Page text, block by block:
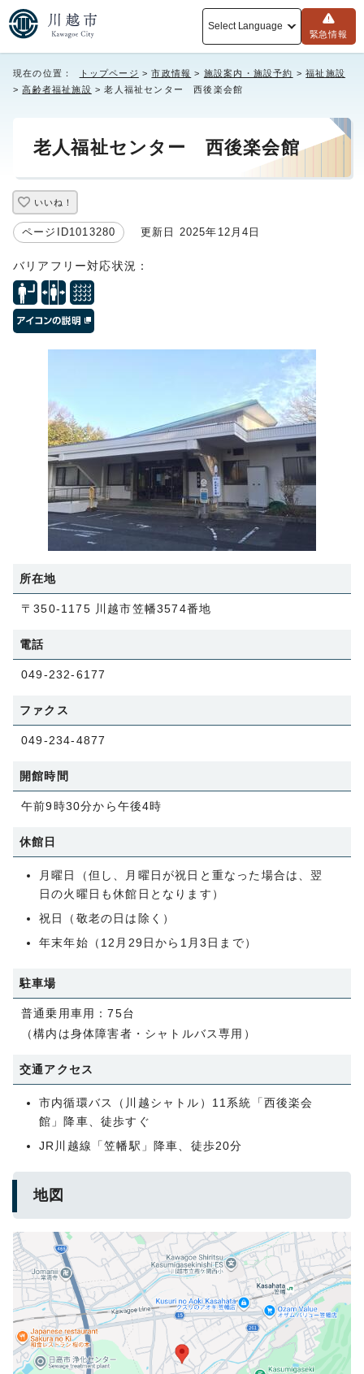
Select Language
緊急情報
現在の位置： トップページ >市政情報 > 施設案内・施設予約 >福祉施設
>高齢者福祉施設 > 老人福祉センター 西後楽会館
老人福祉センター 西後楽会館
いいね！
ページID1013280 更新日 2025年12月4日
バリアフリー対応状況：
所在地
〒350-1175 川越市笠幡3574番地
電話
049-232-6177
ファクス
049-234-4877
開館時間
午前9時30分から午後4時
休館日
月曜日（但し、月曜日が祝日と重なった場合は、翌
日の火曜日も休館日となります）
祝日（敬老の日は除く）
年末年始（12月29日から1月3日まで）
駐車場
普通乗用車用：75台
（構内は身体障害者・シャトルバス専用）
交通アクセス
市内循環バス（川越シャトル）11系統「西後楽会
館」降車、徒歩すぐ
JR川越線「笠幡駅」降車、徒歩20分
地図